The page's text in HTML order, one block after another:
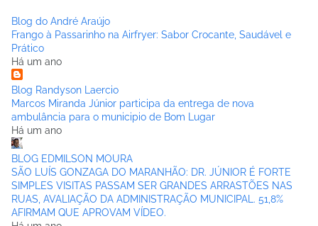
Blog do André Araújo
Frango à Passarinho na Airfryer: Sabor Crocante, Saudável e
Prático
Há um ano
Blog Randyson Laercio
Marcos Miranda Júnior participa da entrega de nova
ambulância para o municipio de Bom Lugar
Há um ano
BLOG EDMILSON MOURA
SÃO LUÍS GONZAGA DO MARANHÃO: DR. JÚNIOR É FORTE
SIMPLES VISITAS PASSAM SER GRANDES ARRASTÕES NAS
RUAS, AVALIAÇÃO DA ADMINISTRAÇÃO MUNICIPAL. 51,8%
AFIRMAM QUE APROVAM VÍDEO.